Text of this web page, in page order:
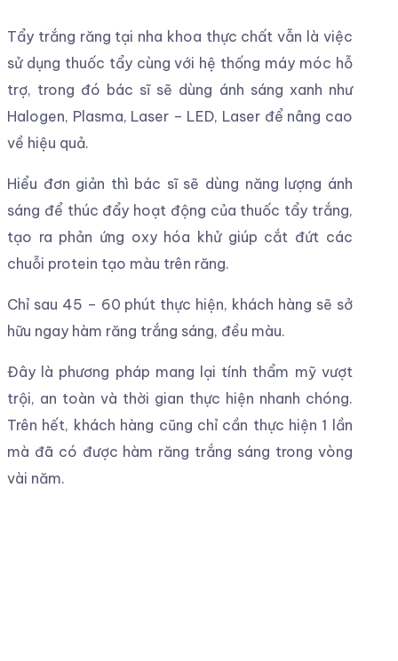
Tẩy trắng răng tại nha khoa thực chất vẫn là việc
sử dụng thuốc tẩy cùng với hệ thống máy móc hỗ
trợ, trong đó bác sĩ sẽ dùng ánh sáng xanh như
Halogen, Plasma, Laser – LED, Laser để nâng cao
về hiệu quả.
Hiểu đơn giản thì bác sĩ sẽ dùng năng lượng ánh
sáng để thúc đẩy hoạt động của thuốc tẩy trắng,
tạo ra phản ứng oxy hóa khử giúp cắt đứt các
chuỗi protein tạo màu trên răng.
Chỉ sau 45 – 60 phút thực hiện, khách hàng sẽ sở
hữu ngay hàm răng trắng sáng, đều màu.
Đây là phương pháp mang lại tính thẩm mỹ vượt
trội, an toàn và thời gian thực hiện nhanh chóng.
Trên hết, khách hàng cũng chỉ cần thực hiện 1 lần
mà đã có được hàm răng trắng sáng trong vòng
vài năm.